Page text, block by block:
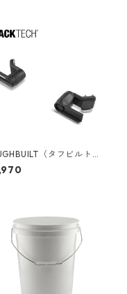
（タフビルト）S
TECH(スタックテック)
ドラップ TB-B1-A-31